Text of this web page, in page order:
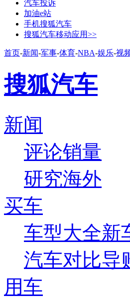
汽车投诉
加油e站
手机搜狐汽车
搜狐汽车移动应用>>
首页-新闻-军事-体育-NBA-娱乐-视
搜狐汽车
新闻
评论销量
研究海外
买车
车型大全新
汽车对比导
用车